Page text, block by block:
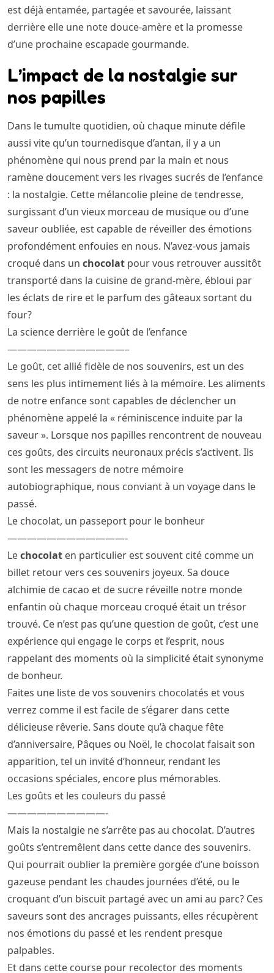
est déjà entamée, partagée et savourée, laissant
derrière elle une note douce-amère et la promesse
d’une prochaine escapade gourmande.
L’impact de la nostalgie sur
nos papilles
Dans le tumulte quotidien, où chaque minute défile
aussi vite qu’un tournedisque d’antan, il y a un
phénomène qui nous prend par la main et nous
ramène doucement vers les rivages sucrés de l’enfance
: la nostalgie. Cette mélancolie pleine de tendresse,
surgissant d’un vieux morceau de musique ou d’une
saveur oubliée, est capable de réveiller des émotions
profondément enfouies en nous. N’avez-vous jamais
croqué dans un chocolat pour vous retrouver aussitôt
transporté dans la cuisine de grand-mère, ébloui par
les éclats de rire et le parfum des gâteaux sortant du
four?
La science derrière le goût de l’enfance
————————————–
Le goût, cet allié fidèle de nos souvenirs, est un des
sens les plus intimement liés à la mémoire. Les aliments
de notre enfance sont capables de déclencher un
phénomène appelé la « réminiscence induite par la
saveur ». Lorsque nos papilles rencontrent de nouveau
ces goûts, des circuits neuronaux précis s’activent. Ils
sont les messagers de notre mémoire
autobiographique, nous conviant à un voyage dans le
passé.
Le chocolat, un passeport pour le bonheur
————————————-
Lechocolat en particulier est souvent cité comme un
billet retour vers ces souvenirs joyeux. Sa douce
alchimie de cacao et de sucre réveille notre monde
enfantin où chaque morceau croqué était un trésor
trouvé. Ce n’est pas qu’une question de goût, c’est une
expérience qui engage le corps et l’esprit, nous
rappelant des moments où la simplicité était synonyme
de bonheur.
Faites une liste de vos souvenirs chocolatés et vous
verrez comme il est facile de s’égarer dans cette
délicieuse rêverie. Sans doute qu’à chaque fête
d’anniversaire, Pâques ou Noël, le chocolat faisait son
apparition, tel un invité d’honneur, rendant les
occasions spéciales, encore plus mémorables.
Les goûts et les couleurs du passé
——————————-
Mais la nostalgie ne s’arrête pas au chocolat. D’autres
goûts s’entremêlent dans cette dance des souvenirs.
Qui pourrait oublier la première gorgée d’une boisson
gazeuse pendant les chaudes journées d’été, ou le
croquant d’un biscuit partagé avec un ami au parc? Ces
saveurs sont des ancrages puissants, elles récupèrent
nos émotions du passé et les rendent presque
palpables.
Et dans cette course pour recolector des moments